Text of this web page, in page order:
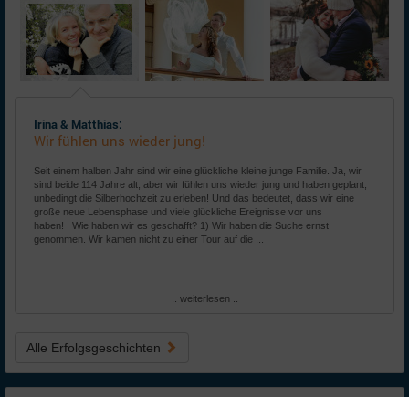
Irina & Matthias:
Wir fühlen uns wieder jung!
Seit einem halben Jahr sind wir eine glückliche kleine junge Familie. Ja, wir
sind beide 114 Jahre alt, aber wir fühlen uns wieder jung und haben geplant,
unbedingt die Silberhochzeit zu erleben! Und das bedeutet, dass wir eine
große neue Lebensphase und viele glückliche Ereignisse vor uns
haben! Wie haben wir es geschafft? 1) Wir haben die Suche ernst
genommen. Wir kamen nicht zu einer Tour auf die ...
.. weiterlesen ..
Alle Erfolgsgeschichten